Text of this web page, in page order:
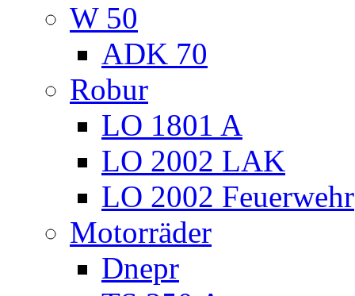
W 50
ADK 70
Robur
LO 1801 A
LO 2002 LAK
LO 2002 Feuerwehr
Motorräder
Dnepr